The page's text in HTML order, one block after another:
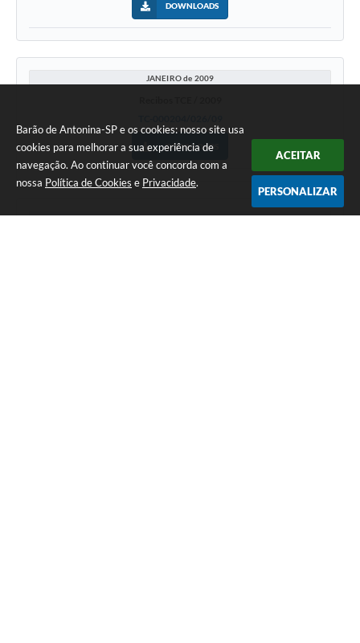
Barão de Antonina-SP e os cookies: nosso site usa
cookies para melhorar a sua experiência de
navegação. Ao continuar você concorda com a
nossa Política de Cookies e Privacidade.
ACEITAR
PERSONALIZAR
DOWNLOADS
JANEIRO de 2009
DOWNLOADS